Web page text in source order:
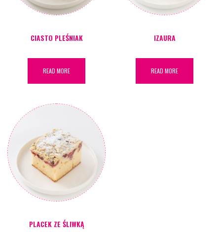
CIASTO PLEŚNIAK
READ MORE
IZAURA
READ MORE
PLACEK ZE ŚLIWKĄ